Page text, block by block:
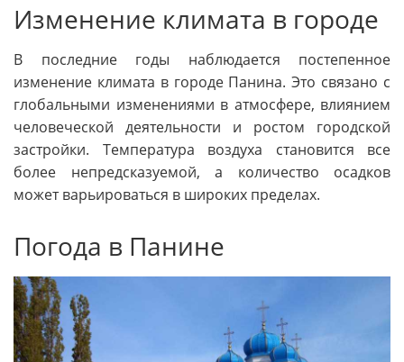
Изменение климата в городе
В последние годы наблюдается постепенное
изменение климата в городе Панина. Это связано с
глобальными изменениями в атмосфере, влиянием
человеческой деятельности и ростом городской
застройки. Температура воздуха становится все
более непредсказуемой, а количество осадков
может варьироваться в широких пределах.
Погода в Панине